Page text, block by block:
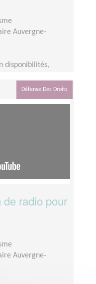
Auvergne-
disponibilités,
Défense Des Droits
radio pour
Auvergne-